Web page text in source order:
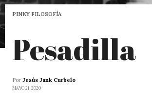
PINKY FILOSOFÍA
Pesadilla
Por Jesús Jank Curbelo
MAYO 21, 2020